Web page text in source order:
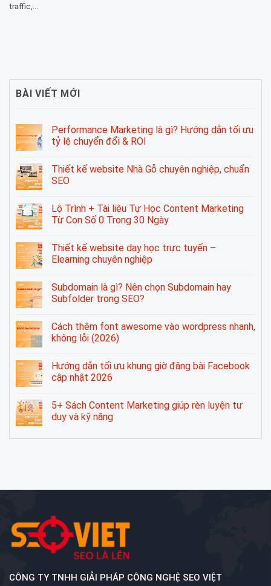
traffic,...
BÀI VIẾT MỚI
Performance Marketing là gì? Hướng dẫn tối ưu
tỷ lệ chuyển đổi & ROI
Thiết kế website Nhà Gỗ chuyên nghiệp, chuẩn
SEO
Lộ Trình + Tài liệu Tự Học Content Marketing
Từ Con Số 0 Trong 30 Ngày
Thiết kế website dạy học trực tuyến –
Elearning chuyên nghiệp
Subdomain là gì? Nên chọn Subdomain hay
Subfolder trong SEO?
Cách thêm font awesome vào wordpress nhanh,
không lỗi (2026)
Hướng dẫn tối ưu khung giờ đăng bài Facebook
cập nhật 2026
5+ Sách Content Marketing giúp rèn luyện tư
duy và kỹ năng
CÔNG TY TNHH GIẢI PHÁP CÔNG NGHỆ SEO VIỆT